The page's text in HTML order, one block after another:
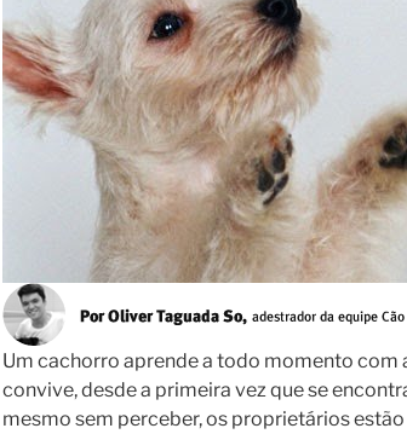
Um cachorro aprende a todo momento com
convive, desde a primeira vez que se
mesmo sem perceber, os proprietários estão